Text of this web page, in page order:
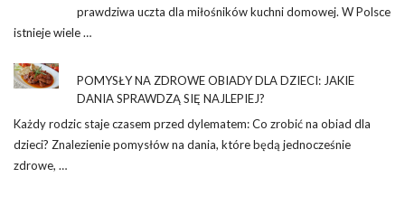
prawdziwa uczta dla miłośników kuchni domowej. W Polsce
istnieje wiele …
POMYSŁY NA ZDROWE OBIADY DLA DZIECI: JAKIE
DANIA SPRAWDZĄ SIĘ NAJLEPIEJ?
Każdy rodzic staje czasem przed dylematem: Co zrobić na obiad dla
dzieci? Znalezienie pomysłów na dania, które będą jednocześnie
zdrowe, …